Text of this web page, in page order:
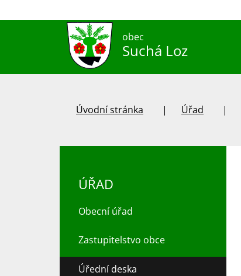
obec
Suchá Loz
Úvodní stránka Úřad
ÚŘAD
Obecní úřad
Zastupitelstvo obce
Úřední deska